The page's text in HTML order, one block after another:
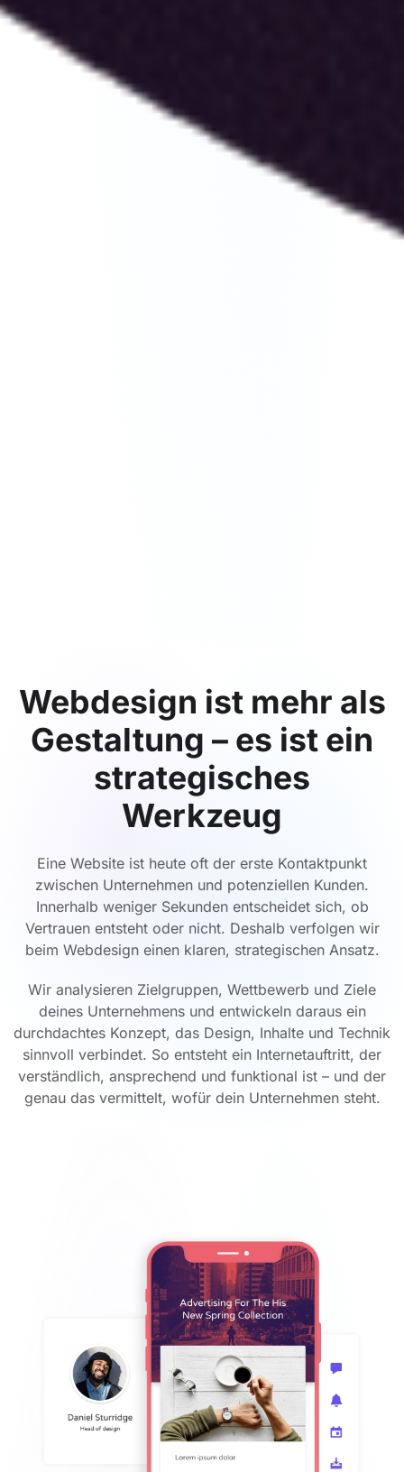
Webdesign ist mehr als
Gestaltung – es ist ein
strategisches
Werkzeug
Eine Website ist heute oft der erste Kontaktpunkt
zwischen Unternehmen und potenziellen Kunden.
Innerhalb weniger Sekunden entscheidet sich, ob
Vertrauen entsteht oder nicht. Deshalb verfolgen wir
beim Webdesign einen klaren, strategischen Ansatz.
Wir analysieren Zielgruppen, Wettbewerb und Ziele
deines Unternehmens und entwickeln daraus ein
durchdachtes Konzept, das Design, Inhalte und Technik
sinnvoll verbindet. So entsteht ein Internetauftritt, der
verständlich, ansprechend und funktional ist – und der
genau das vermittelt, wofür dein Unternehmen steht.